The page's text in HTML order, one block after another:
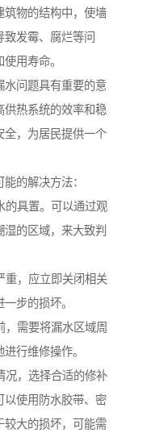
筑物的结构中，使墙
发霉、腐烂等问
用寿命。
水问题具有重要的意
供热系统的效率和稳
全，为居民提供一个
的解决方法：
的具置。可以通过观
的区域，来大致判
重，应立即关闭相关
步的损坏。
，需要将漏水区域周
行维修操作。
况，选择合适的修补
以使用防水胶带、密
较大的损坏，可能需